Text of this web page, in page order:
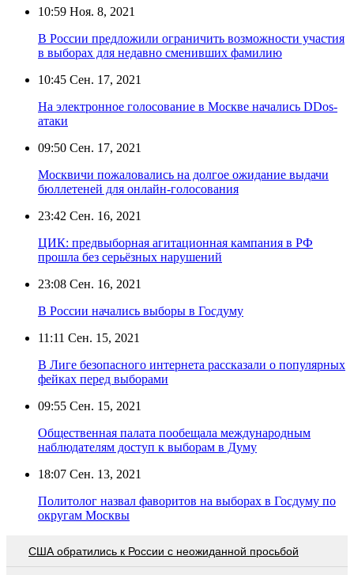
10:59 Ноя. 8, 2021
В России предложили ограничить возможности участия
в выборах для недавно сменивших фамилию
10:45 Сен. 17, 2021
На электронное голосование в Москве начались DDos-
атаки
09:50 Сен. 17, 2021
Москвичи пожаловались на долгое ожидание выдачи
бюллетеней для онлайн-голосования
23:42 Сен. 16, 2021
ЦИК: предвыборная агитационная кампания в РФ
прошла без серьёзных нарушений
23:08 Сен. 16, 2021
В России начались выборы в Госдуму
11:11 Сен. 15, 2021
В Лиге безопасного интернета рассказали о популярных
фейках перед выборами
09:55 Сен. 15, 2021
Общественная палата пообещала международным
наблюдателям доступ к выборам в Думу
18:07 Сен. 13, 2021
Политолог назвал фаворитов на выборах в Госдуму по
округам Москвы
США обратились к России с неожиданной просьбой